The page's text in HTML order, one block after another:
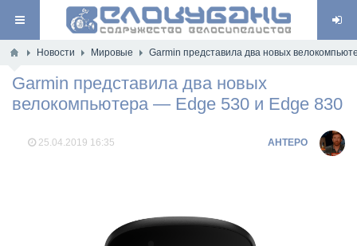
Новости Мировые Garmin представила два новых
Garmin представила два новых
велокомпьютера — Edge 530 и Edge 830
25.04.2019 16:35 AHTEPO